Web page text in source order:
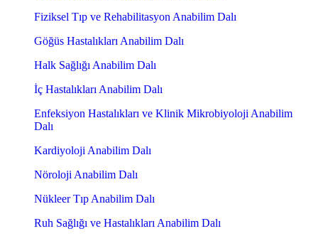
Fiziksel Tıp ve Rehabilitasyon Anabilim Dalı
Göğüs Hastalıkları Anabilim Dalı
Halk Sağlığı Anabilim Dalı
İç Hastalıkları Anabilim Dalı
Enfeksiyon Hastalıkları ve Klinik Mikrobiyoloji Anabilim
Dalı
Kardiyoloji Anabilim Dalı
Nöroloji Anabilim Dalı
Nükleer Tıp Anabilim Dalı
Ruh Sağlığı ve Hastalıkları Anabilim Dalı